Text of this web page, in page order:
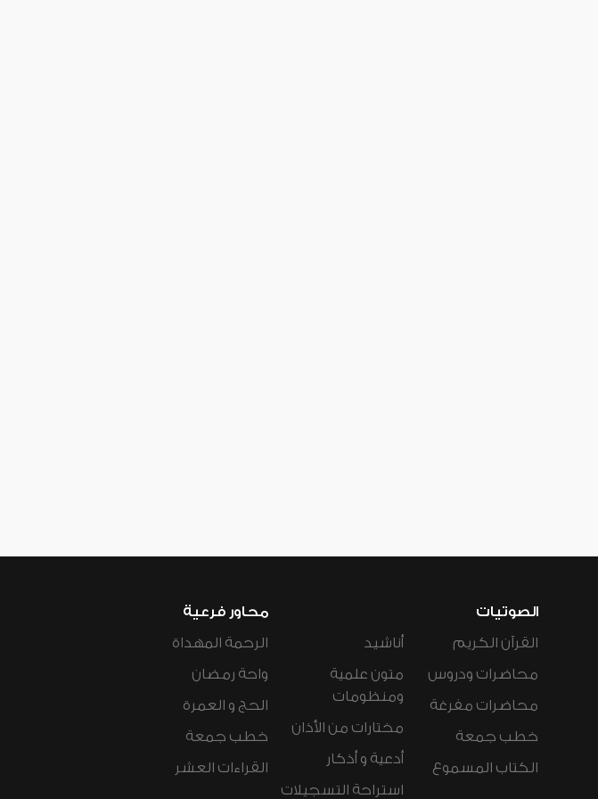
الصوتيات
القرآن الكريم
محاضرات ودروس
محاضرات مفرغة
خطب جمعة
الكتاب المسموع
أناشيد
متون علمية
ومنظومات
مختارات من الأذان
أدعية و أذكار
استراحة التسجيلات
محاور فرعية
الرحمة المهداة
واحة رمضان
الحج و العمرة
خطب جمعة
القراءات العشر